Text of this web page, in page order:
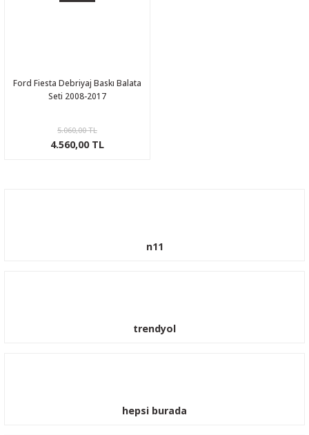
Ford Fiesta Debriyaj Baskı Balata
Seti 2008-2017
5.060,00 TL
4.560,00 TL
n11
trendyol
hepsi burada